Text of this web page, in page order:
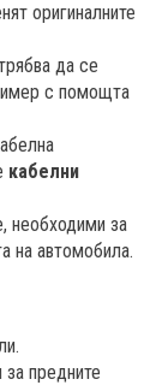
оригиналните
да се
с помощта
кабелни
необходими за
на автомобила.
предните